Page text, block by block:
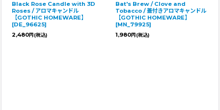
Black Rose Candle with 3D
Roses / アロマキャンドル
【GOTHIC HOMEWARE】
[DE_96625]
2,480円 (税込)
Bat's Brew / Clove and
Tobacco / 蓋付きアロマキャンドル
【GOTHIC HOMEWARE】
[MN_79925]
1,980円 (税込)